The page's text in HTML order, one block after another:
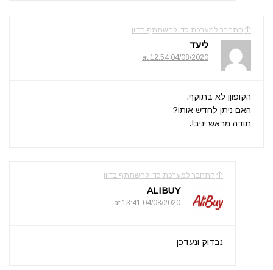
התחבר למערכת כדי להשתתף בדיון
ליעד
04/08/2020 at 12:54
הקופוןן לא בתוקף.
האם ניתן לחדש אותו?
תודה מראש יניב!.
התחבר למערכת כדי להשתתף בדיון
ALIBUY
04/08/2020 at 13:41
נבדוק ונעדכן